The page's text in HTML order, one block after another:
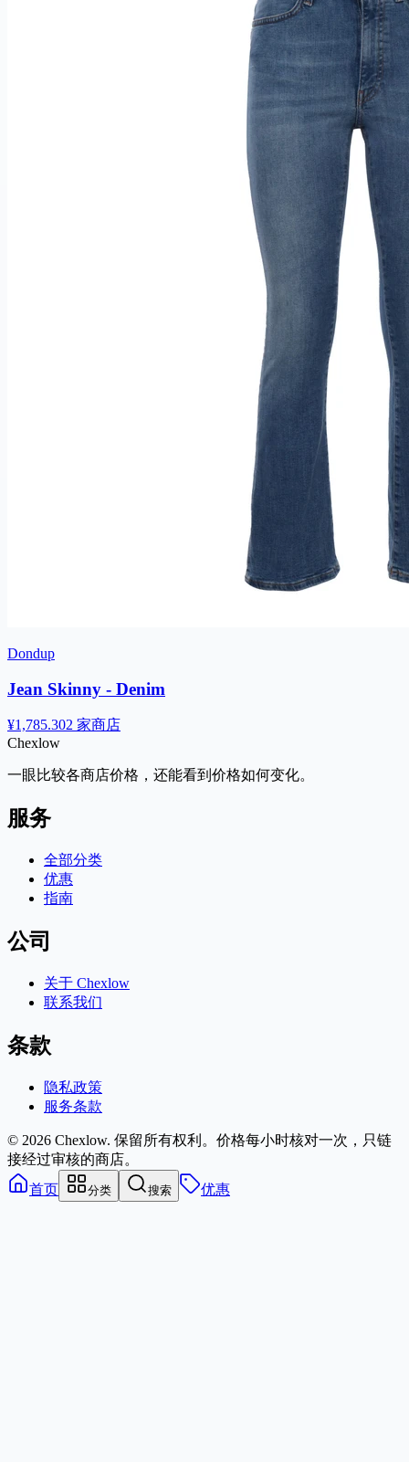
Dondup
Jean Skinny - Denim
¥1,785.302 家商店
Chexlow
一眼比较各商店价格，还能看到价格如何变化。
服务
全部分类
优惠
指南
公司
关于 Chexlow
联系我们
条款
隐私政策
服务条款
© 2026 Chexlow. 保留所有权利。 价格每小时核对一次，只链
接经过审核的商店。
首页
分类 搜索 优惠